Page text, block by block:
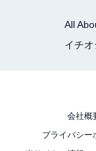
All
イチオ
会社概
プライバシー